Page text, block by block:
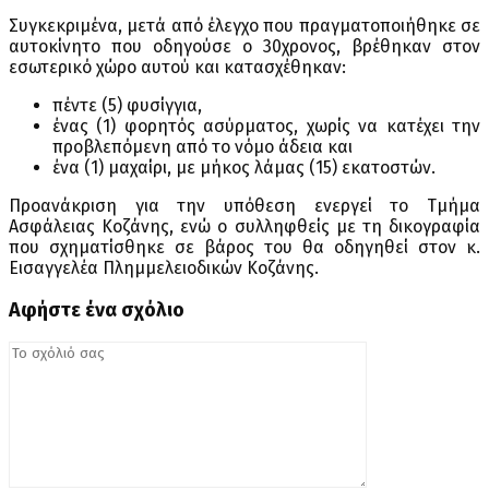
Συγκεκριμένα, μετά από έλεγχο που πραγματοποιήθηκε σε
αυτοκίνητο που οδηγούσε ο 30χρονος, βρέθηκαν στον
εσωτερικό χώρο αυτού και κατασχέθηκαν:
πέντε (5) φυσίγγια,
ένας (1) φορητός ασύρματος, χωρίς να κατέχει την
προβλεπόμενη από το νόμο άδεια και
ένα (1) μαχαίρι, με μήκος λάμας (15) εκατοστών.
Προανάκριση για την υπόθεση ενεργεί το Τμήμα
Ασφάλειας Κοζάνης, ενώ ο συλληφθείς με τη δικογραφία
που σχηματίσθηκε σε βάρος του θα οδηγηθεί στον κ.
Εισαγγελέα Πλημμελειοδικών Κοζάνης.
Αφήστε ένα σχόλιο